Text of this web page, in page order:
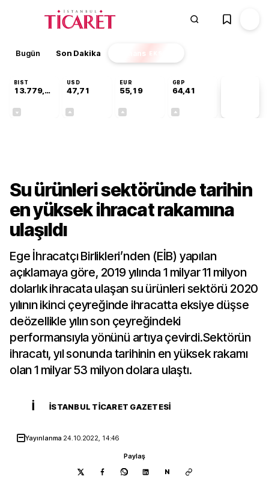
Bugün Son Dakika Finans EKSTRA
BIST
13.779,39
USD
47,71
EUR
55,19
GBP
64,41
Su ürünleri sektöründe tarihin
en yüksek ihracat rakamına
ulaşıldı
Ege İhracatçı Birlikleri’nden (EİB) yapılan
açıklamaya göre, 2019 yılında 1 milyar 11 milyon
dolarlık ihracata ulaşan su ürünleri sektörü 2020
yılının ikinci çeyreğinde ihracatta eksiye düşse
deözellikle yılın son çeyreğindeki
performansıyla yönünü artıya çevirdi.Sektörün
ihracatı, yıl sonunda tarihinin en yüksek rakamı
olan 1 milyar 53 milyon dolara ulaştı.
İ İSTANBUL TICARET GAZETESI
Yayınlanma 24.10.2022, 14:46
Paylaş
N